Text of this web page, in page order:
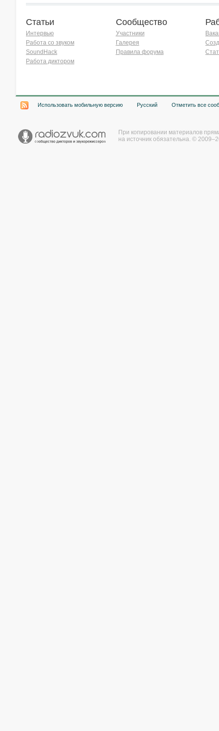
Статьи
Интервью
Работа со звуком
SoundHack
Работа диктором
Сообщество
Участники
Галерея
Правила форума
Использовать мобильную версию Русский Отметить все
При копировании материалов
на источник обязательна. ©